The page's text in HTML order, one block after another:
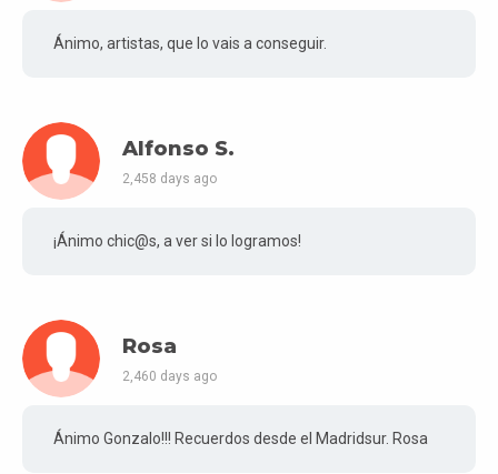
Ánimo, artistas, que lo vais a conseguir.
Alfonso S.
2,458 days ago
¡Ánimo chic@s, a ver si lo logramos!
Rosa
2,460 days ago
Ánimo Gonzalo!!! Recuerdos desde el Madridsur. Rosa